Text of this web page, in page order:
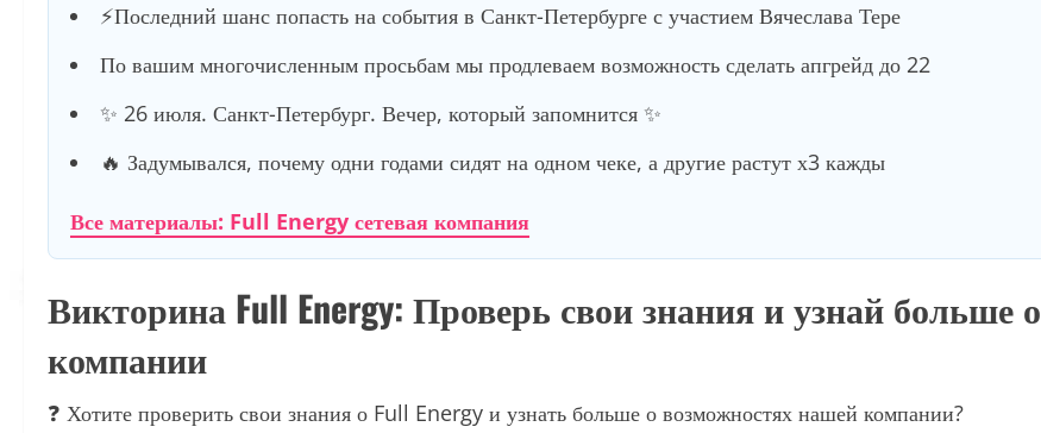
⚡️Последний шанс попасть на события в Санкт-Петербурге с участием Вячеслава Тере
По вашим многочисленным просьбам мы продлеваем возможность сделать апгрейд до 22
✨ 26 июля. Санкт-Петербург. Вечер, который запомнится ✨
🔥 Задумывался, почему одни годами сидят на одном чеке, а другие растут х3 кажды
Все материалы: Full Energy сетевая компания
Викторина Full Energy: Проверь свои знания и узнай больше о
компании
❓ Хотите проверить свои знания о Full Energy и узнать больше о возможностях нашей компании?